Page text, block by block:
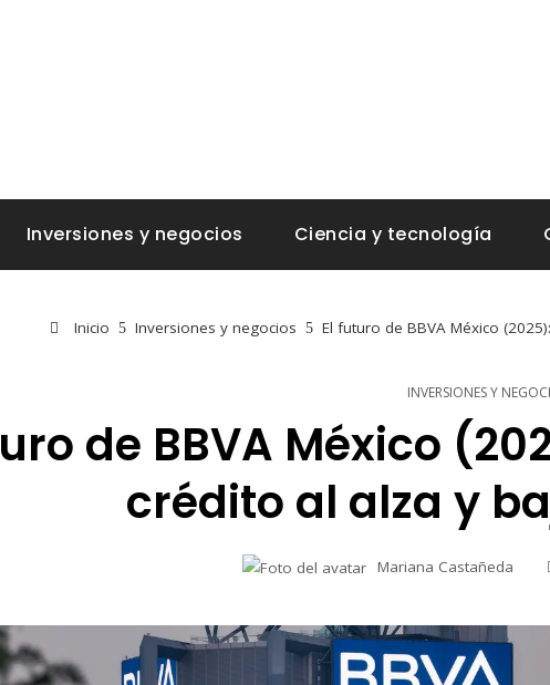
Inversiones y negocios Ciencia y tecnología
Inicio Inversiones y negocios El futuro de BBVA México
INVERSIONES Y
de BBVA México
crédito al alza y
Mariana Castañeda